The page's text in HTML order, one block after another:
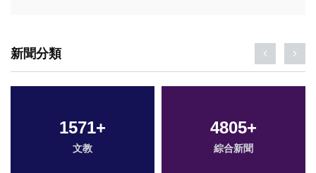
新聞分類
1571+
文教
4805+
綜合新聞